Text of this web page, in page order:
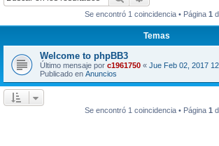
Se encontró 1 coincidencia • Página 1
Temas
Welcome to phpBB3
Último mensaje por c1961750 « Jue Feb 02, 2017
Publicado en Anuncios
Se encontró 1 coincidencia • Página 1